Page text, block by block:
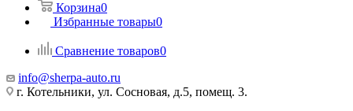
Корзина0
Избранные товары0
Сравнение товаров0
info@sherpa-auto.ru
г. Котельники, ул. Сосновая, д.5, помещ. 3.